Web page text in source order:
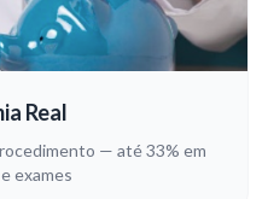
Real
— até 33% em
exames